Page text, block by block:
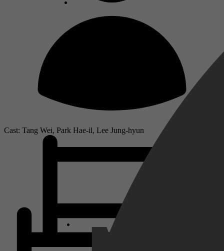
Cast: Tang Wei, Park Hae-il, Lee Jung-hyun